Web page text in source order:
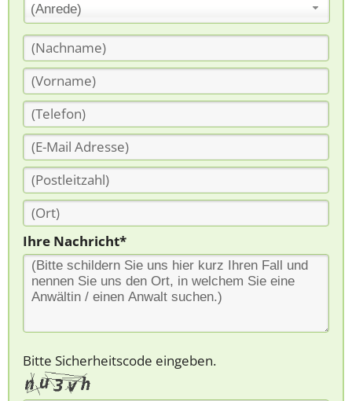
(Anrede)
Ihre Nachricht*
Bitte Sicherheitscode eingeben.